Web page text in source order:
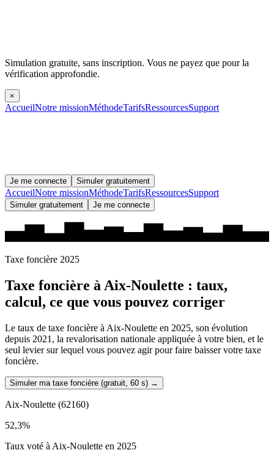
Simulation gratuite, sans inscription. Vous ne payez que pour la
vérification approfondie.
×
AccueilNotre missionMéthodeTarifsRessourcesSupport
Je me connecte Simuler gratuitement
AccueilNotre missionMéthodeTarifsRessourcesSupport
Simuler gratuitement Je me connecte
Taxe foncière 2025
Taxe foncière àAix-Noulette : taux,
calcul, ce que vous pouvez corriger
Le taux de taxe foncière à Aix-Noulette en 2025, son évolution
depuis 2021, la revalorisation nationale appliquée à votre bien, et le
seul levier sur lequel vous pouvez agir pour faire baisser votre taxe
foncière.
Simuler ma taxe foncière (gratuit, 60 s) →
Aix-Noulette (62160)
52,3%
Taux voté à Aix-Noulette en 2025